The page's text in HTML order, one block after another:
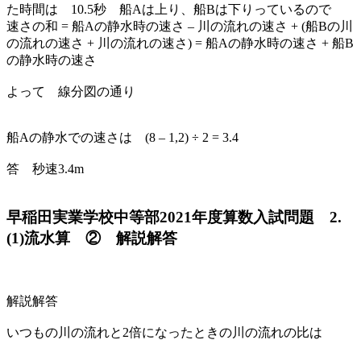
た時間は 10.5秒 船Aは上り、船Bは下りっているので
速さの和 = 船Aの静水時の速さ – 川の流れの速さ + (船Bの川
の流れの速さ + 川の流れの速さ) = 船Aの静水時の速さ + 船B
の静水時の速さ
よって 線分図の通り
船Aの静水での速さは (8 – 1,2) ÷ 2 = 3.4
答 秒速3.4m
早稲田実業学校中等部2021年度算数入試問題 2.
(1)流水算 ② 解説解答
解説解答
いつもの川の流れと2倍になったときの川の流れの比は